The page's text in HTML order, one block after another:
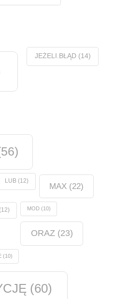
JEŻELI.BŁĄD(14)
LUB(12)
MAX(22)
(12) MOD(10)
ORAZ(23)
(10)
(60)